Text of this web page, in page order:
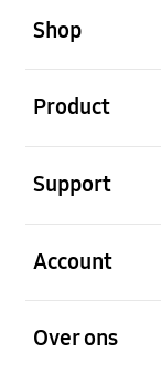
Shop
Product
Support
Account
Over ons